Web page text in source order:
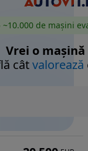
~10.000 de mașini
Vrei o mașină
câtvalorează